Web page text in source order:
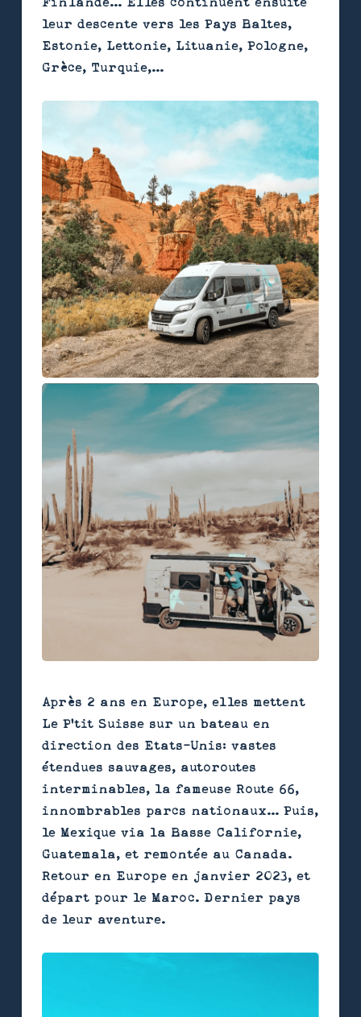
leur descente vers les Pays Baltes,
Estonie, Lettonie, Lituanie, Pologne,
Grèce, Turquie,...
Après 2 ans en Europe, elles mettent
Le P'tit Suisse sur un bateau en
direction des Etats-Unis: vastes
étendues sauvages, autoroutes
interminables, la fameuse Route 66,
innombrables parcs nationaux... Puis,
le Mexique via la Basse Californie,
Guatemala, et remontée au Canada.
Retour en Europe en janvier 2023, et
départ pour le Maroc. Dernier pays
de leur aventure.